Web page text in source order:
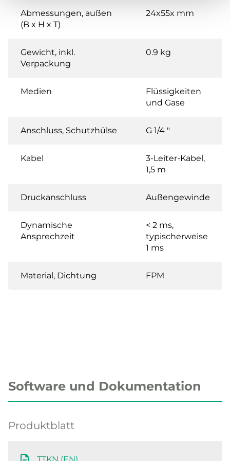
Abmessungen, außen
(B x H x T)
24x55x mm
Gewicht, inkl.
Verpackung
0.9 kg
Medien
Flüssigkeiten
und Gase
Anschluss, Schutzhülse G 1/4 "
Kabel
3-Leiter-Kabel,
1,5 m
Druckanschluss Außengewinde
Dynamische
Ansprechzeit
< 2 ms,
typischerweise
1 ms
Material, Dichtung FPM
Software und Dokumentation
Produktblatt